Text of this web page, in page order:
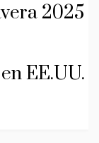
2025
EE.UU.